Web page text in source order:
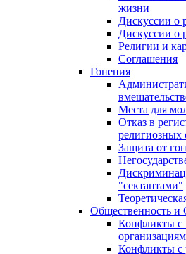
жизни
Дискуссии о
Дискуссии о
Религии и
Соглашения
Гонения
Места для
Отказ в
религиозных
Защита от
"сектантами"
Общественность
Конфликты с
Конфликты с